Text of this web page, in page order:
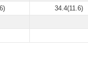
34.4(11.6)